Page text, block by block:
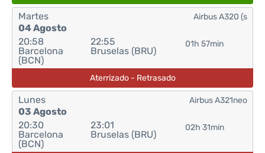
Martes
04 Agosto
20:58
Barcelona
(BCN)
22:55
Bruselas (BRU)
01h 57min
Airbus A320 (s
Aterrizado - Retrasado
Lunes
03 Agosto
20:30
Barcelona
(BCN)
23:01
Bruselas (BRU)
02h 31min
Airbus A321neo